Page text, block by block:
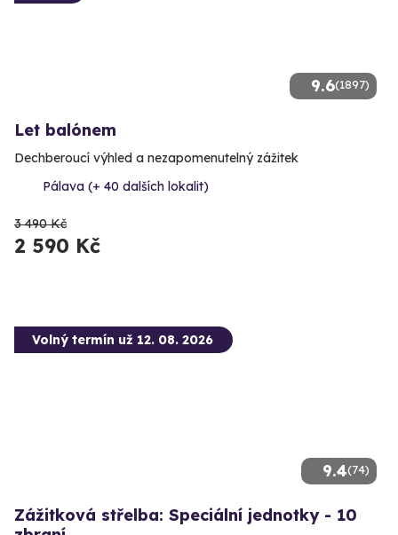
9.6(1897)
Let balónem
Dechberoucí výhled a nezapomenutelný zážitek
Pálava (+ 40 dalších lokalit)
3 490 Kč
2 590 Kč
9.4(74)
Volný termín už 12. 08. 2026
Zážitková střelba: Speciální jednotky - 10